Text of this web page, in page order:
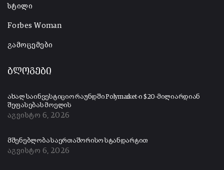
სტილი
Forbes Woman
გამოცემები
ბლოგები
ახალ საინვესტიციო რაუნდში Polymarket-ი $20-მილიარდიან
შეფასებას მოელის
აგვისტო 6, 2026
მშენებლობა საერთაშორისო სტანდარტით
აგვისტო 6, 2026